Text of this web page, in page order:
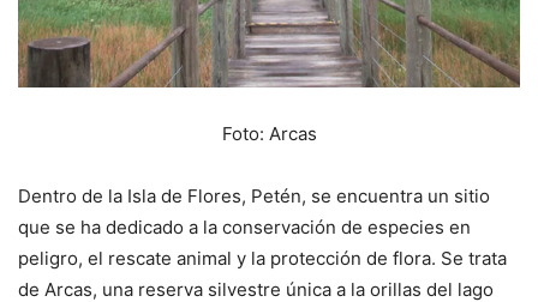
Foto: Arcas
Dentro de la Isla de Flores, Petén, se encuentra un sitio
que se ha dedicado a la conservación de especies en
peligro, el rescate animal y la protección de flora. Se trata
de Arcas, una reserva silvestre única a la orillas del lago